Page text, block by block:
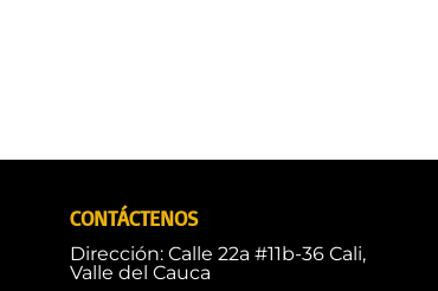
CONTÁCTENOS
Dirección: Calle 22a #11b-36 Cali,
Valle del Cauca